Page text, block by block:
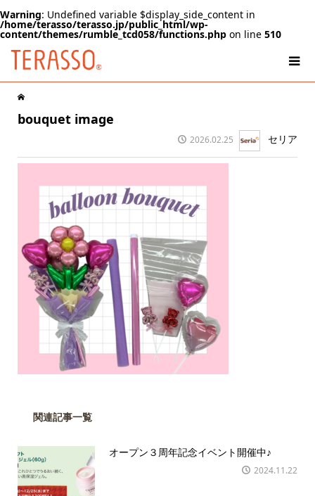
Warning: Undefined variable $display_side_content in
/home/terasso/terasso.jp/public_html/wp-
content/themes/rumble_tcd058/functions.php on line 510
bouquet image
2026.02.25 セリア
関連記事一覧
オープン３周年記念イベント開催中♪
2024.11.22